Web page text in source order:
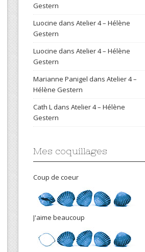
Gestern
Luocine dans Atelier 4 – Hélène
Gestern
Luocine dans Atelier 4 – Hélène
Gestern
Marianne Panigel dans Atelier 4 –
Hélène Gestern
Cath L dans Atelier 4 – Hélène
Gestern
Mes coquillages
Coup de coeur
J'aime beaucoup